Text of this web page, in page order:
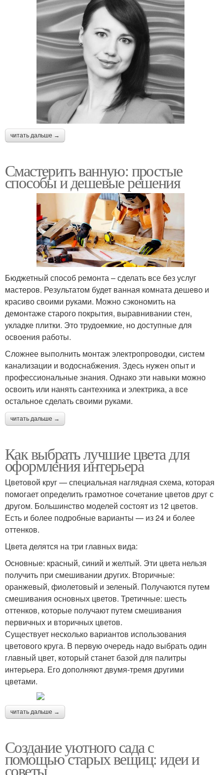
читать дальше →
Смастерить ванную: простые
способы и дешевые решения
Бюджетный способ ремонта – сделать все без услуг
мастеров. Результатом будет ванная комната дешево и
красиво своими руками. Можно сэкономить на
демонтаже старого покрытия, выравнивании стен,
укладке плитки. Это трудоемкие, но доступные для
освоения работы.
Сложнее выполнить монтаж электропроводки, систем
канализации и водоснабжения. Здесь нужен опыт и
профессиональные знания. Однако эти навыки можно
освоить или нанять сантехника и электрика, а все
остальное сделать своими руками.
читать дальше →
Как выбрать лучшие цвета для
оформления интерьера
Цветовой круг — специальная наглядная схема, которая
помогает определить грамотное сочетание цветов друг с
другом. Большинство моделей состоят из 12 цветов.
Есть и более подробные варианты — из 24 и более
оттенков.
Цвета делятся на три главных вида:
Основные: красный, синий и желтый. Эти цвета нельзя
получить при смешивании других. Вторичные:
оранжевый, фиолетовый и зеленый. Получаются путем
смешивания основных цветов. Третичные: шесть
оттенков, которые получают путем смешивания
первичных и вторичных цветов.
Существует несколько вариантов использования
цветового круга. В первую очередь надо выбрать один
главный цвет, который станет базой для палитры
интерьера. Его дополняют двумя-тремя другими
цветами.
читать дальше →
Создание уютного сада с
помощью старых вещиц: идеи и
советы